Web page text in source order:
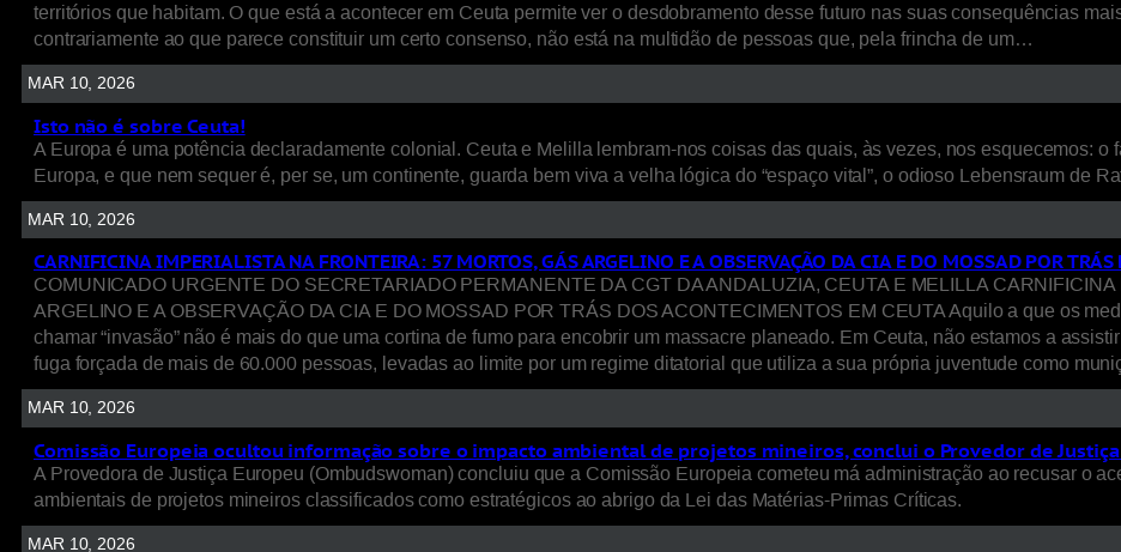
territórios que habitam. O que está a acontecer em Ceuta permite ver o desdobramento desse futuro nas suas consequências
contrariamente ao que parece constituir um certo consenso, não está na multidão de pessoas que, pela frincha de um…
MAR 10, 2026
Isto não é sobre Ceuta!
A Europa é uma potência declaradamente colonial. Ceuta e Melilla lembram-nos coisas das quais, às vezes, nos esquecemos: o
Europa, e que nem sequer é, per se, um continente, guarda bem viva a velha lógica do “espaço vital”, o odioso Lebensraum de
MAR 10, 2026
CARNIFICINA IMPERIALISTA NA FRONTEIRA: 57 MORTOS, GÁS ARGELINO E A OBSERVAÇÃO DA CIA E DO MOSSAD POR
COMUNICADO URGENTE DO SECRETARIADO PERMANENTE DA CGT DA ANDALUZIA, CEUTA E MELILLA
ARGELINO E A OBSERVAÇÃO DA CIA E DO MOSSAD POR TRÁS DOS ACONTECIMENTOS EM CEUTA Aquilo a que os
chamar “invasão” não é mais do que uma cortina de fumo para encobrir um massacre planeado. Em Ceuta, não estamos a
fuga forçada de mais de 60.000 pessoas, levadas ao limite por um regime ditatorial que utiliza a sua própria juventude como
MAR 10, 2026
Comissão Europeia ocultou informação sobre o impacto ambiental de projetos mineiros, conclui o Provedor de
A Provedora de Justiça Europeu (Ombudswoman) concluiu que a Comissão Europeia cometeu má administração ao recusar o
ambientais de projetos mineiros classificados como estratégicos ao abrigo da Lei das Matérias-Primas Críticas.
MAR 10, 2026